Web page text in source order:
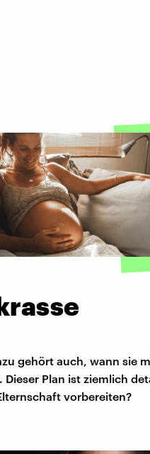
gehört auch, wann sie
Plan ist ziemlich
vorbereiten?